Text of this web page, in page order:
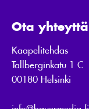
Ota yhteyttä
Kaapelitehdas
Tallberginkatu 1 C
00180 Helsinki